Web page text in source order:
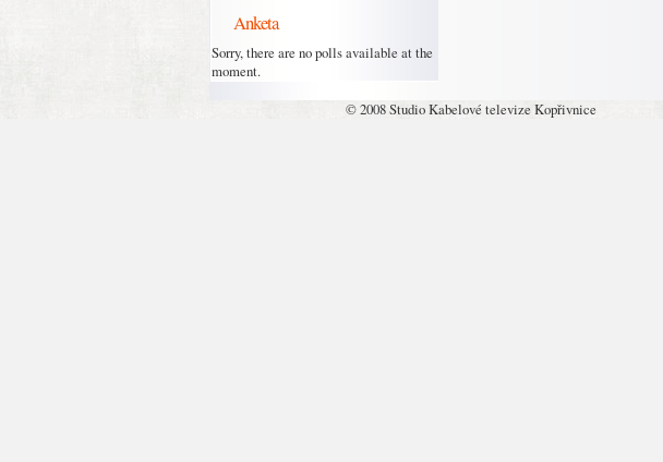
Anketa
Sorry, there are no polls available at the
moment.
© 2008 Studio Kabelové televize Kopřivnice